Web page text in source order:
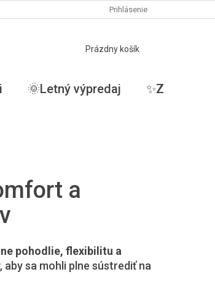
OSOBNÝCH ÚDAJOV MOJA OBJEDNÁVKA
Prihlásenie
NÁKUPNÝ
Prázdny košík
🌞Letný výpredaj ✨ZĽAVY✨
a
pohodlie, flexibilitu a
sa mohli plne sústrediť na